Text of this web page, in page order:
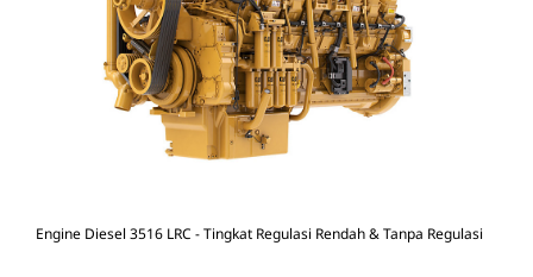
Engine Diesel 3516 LRC - Tingkat Regulasi Rendah & Tanpa Regulasi